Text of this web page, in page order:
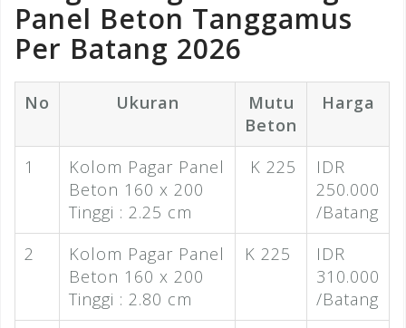
Panel Beton Tanggamus
Per Batang 2026
No Ukuran
Mutu
Beton
Harga
1
Kolom Pagar Panel
Beton 160 x 200
Tinggi : 2.25 cm
K 225
IDR
250.000
/Batang
2
Kolom Pagar Panel
Beton 160 x 200
Tinggi : 2.80 cm
K 225
IDR
310.000
/Batang